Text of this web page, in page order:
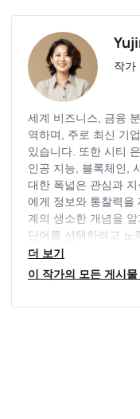
작가
세계 비즈니스, 금융
역하며, 주로 최신 기
있습니다. 또한 시티
인공 지능, 블록체인,
대한 폭넓은 관심과
에게 정보와 통찰력을
계의 생소한 개념을
단어를 선택하려고 노
을 탐구하는 것을 좋
니스 세계를 탐험하고
더 보기
이 작가의 모든 게시